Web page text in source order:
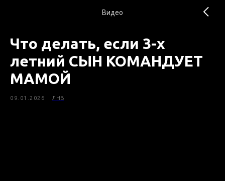
Видео
Что делать, если 3-х
летний СЫН КОМАНДУЕТ
МАМОЙ
09.01.2026 ЛНВ